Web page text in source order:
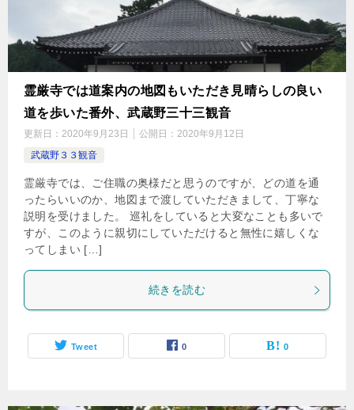
霊厳寺では道案内の地図もいただき見晴らしの良い
道を歩いた番外、武蔵野三十三観音
更新日： 2020年9月23日 公開日： 2020年9月12日
武蔵野３３観音
霊厳寺では、ご住職の奥様だと思うのですが、どの道を通
ったらいいのか、地図まで渡していただきまして、丁寧な
説明を受けました。 巡礼をしていると大変なことも多いで
すが、このように親切にしていただけると無性に嬉しくな
ってしまい […]
続きを読む
Tweet 0 0